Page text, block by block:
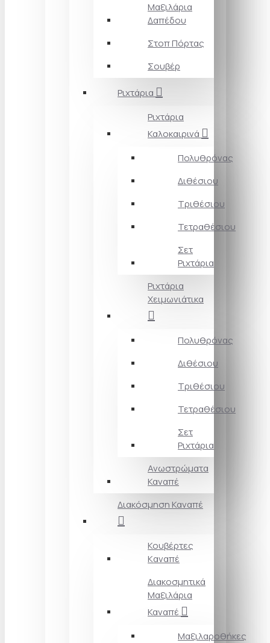
Μαξιλάρια
Δαπέδου
Στοπ Πόρτας
Σουβέρ
Ριχτάρια
Ριχτάρια
Καλοκαιρινά
Πολυθρόνας
Διθέσιου
Τριθέσιου
Τετραθέσιου
Σετ
Ριχτάρια
Ριχτάρια
Χειμωνιάτικα
Πολυθρόνας
Διθέσιου
Τριθέσιου
Τετραθέσιου
Σετ
Ριχτάρια
Ανωστρώματα
Καναπέ
Διακόσμηση Καναπέ
Κουβέρτες
Kαναπέ
Διακοσμητικά
Mαξιλάρια
Καναπέ
Μαξιλαροθήκες